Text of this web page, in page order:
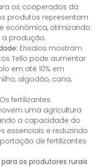
os cooperados da
produtos representam
econômica, otimizando
produção.
Ensaios mostram
Tello pode aumentar
em até 10% em
algodão, cana,
Os fertilizantes
uma agricultura
a capacidade do
essenciais e reduzindo
de fertilizantes
os produtores rurais